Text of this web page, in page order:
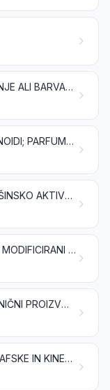
EKSTRAKTI ZA STROJENJE ALI BARVANJE; TANINI IN NJIHOVI DERIVATI; BARVILA, PIGMENTI IN DRUGE BARVILNE SNOVI; BARVE IN LAKI; KITI IN DRUGE TESNILNE MASE; TISKARSKE BARVE IN ČRNILA
ETERIČNA OLJA IN REZINOIDI; PARFUMERIJSKI, KOZMETIČNI ALI TOALETNI IZDELKI
MILA, ORGANSKA POVRŠINSKO AKTIVNA SREDSTVA, PRALNI PREPARATI, MAZALNI PREPARATI, UMETNI VOSKI, PRIPRAVLJENI VOSKI, PREPARATI ZA LOŠČENJE ALI ČIŠČENJE, SVEČE IN PODOBNI PROIZVODI, PASTE ZA MODELIRANJE IN „ZOBARSKI VOSKI“ TER ZOBARSKI PREPARATI NA OSNOVI MAVCA
BELJAKOVINSKE SNOVI; MODIFICIRANI ŠKROBI; LEPILA; ENCIMI
RAZSTRELIVA; PIROTEHNIČNI PROIZVODI; VŽIGALICE; PIROFORNE ZLITINE; NEKATERI VNETLJIVI PREPARATI
PROIZVODI ZA FOTOGRAFSKE IN KINEMATOGRAFSKE NAMENE